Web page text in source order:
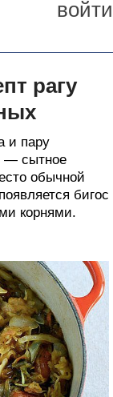
войти
рагу
и пару
— сытное
обычной
бигос
корнями.